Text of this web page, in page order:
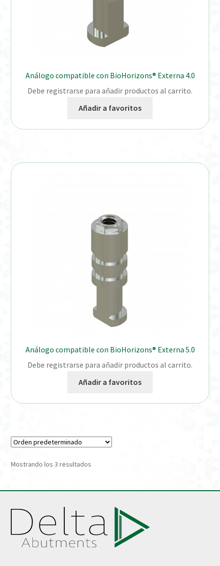
Análogo compatible con BioHorizons® Externa 4.0
Debe registrarse para añadir productos al carrito.
Añadir a favoritos
Análogo compatible con BioHorizons® Externa 5.0
Debe registrarse para añadir productos al carrito.
Añadir a favoritos
Mostrando los 3 resultados